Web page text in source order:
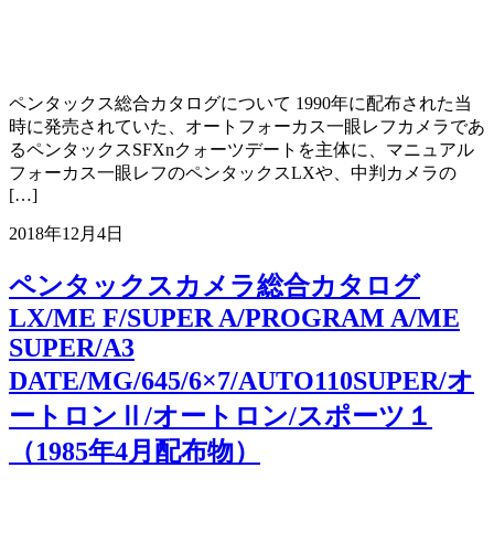
ペンタックス総合カタログについて 1990年に配布された当
時に発売されていた、オートフォーカス一眼レフカメラであ
るペンタックスSFXnクォーツデートを主体に、マニュアル
フォーカス一眼レフのペンタックスLXや、中判カメラの
[…]
2018年12月4日
ペンタックスカメラ総合カタログ
LX/ME F/SUPER A/PROGRAM A/ME
SUPER/A3
DATE/MG/645/6×7/AUTO110SUPER/オ
ートロンⅡ/オートロン/スポーツ１
（1985年4月配布物）